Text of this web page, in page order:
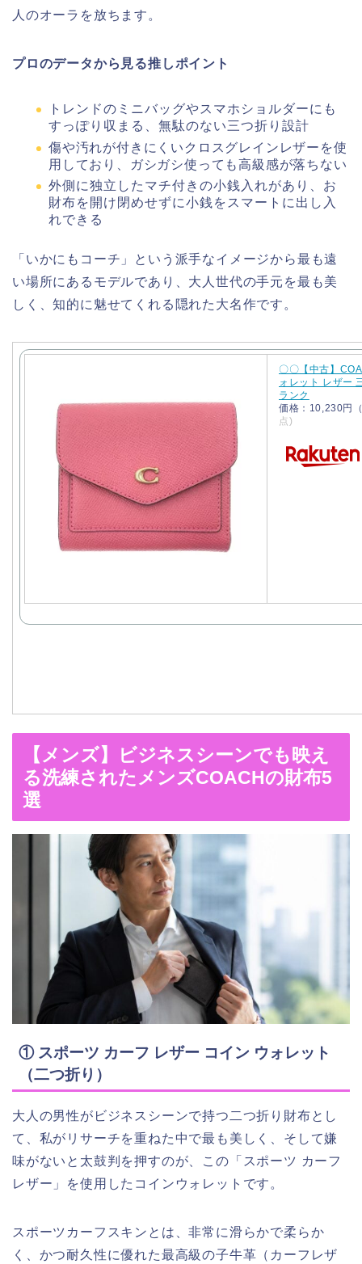
人のオーラを放ちます。
プロのデータから見る推しポイント
トレンドのミニバッグやスマホショルダーにも
すっぽり収まる、無駄のない三つ折り設計
傷や汚れが付きにくいクロスグレインレザーを使
用しており、ガシガシ使っても高級感が落ちない
外側に独立したマチ付きの小銭入れがあり、お
財布を開け閉めせずに小銭をスマートに出し入
れできる
「いかにもコーチ」という派手なイメージから最も遠
い場所にあるモデルであり、大人世代の手元を最も美
しく、知的に魅せてくれる隠れた大名作です。
〇〇【中古】
ォレット レザー
ランク
価格：10,230円
点)
【メンズ】ビジネスシーンでも映え
る洗練されたメンズCOACHの財布5
選
① スポーツ カーフ レザー コイン ウォレット
（二つ折り）
大人の男性がビジネスシーンで持つ二つ折り財布とし
て、私がリサーチを重ねた中で最も美しく、そして嫌
味がないと太鼓判を押すのが、この「スポーツ カーフ
レザー」を使用したコインウォレットです。
スポーツカーフスキンとは、非常に滑らかで柔らか
く、かつ耐久性に優れた最高級の子牛革（カーフレザ